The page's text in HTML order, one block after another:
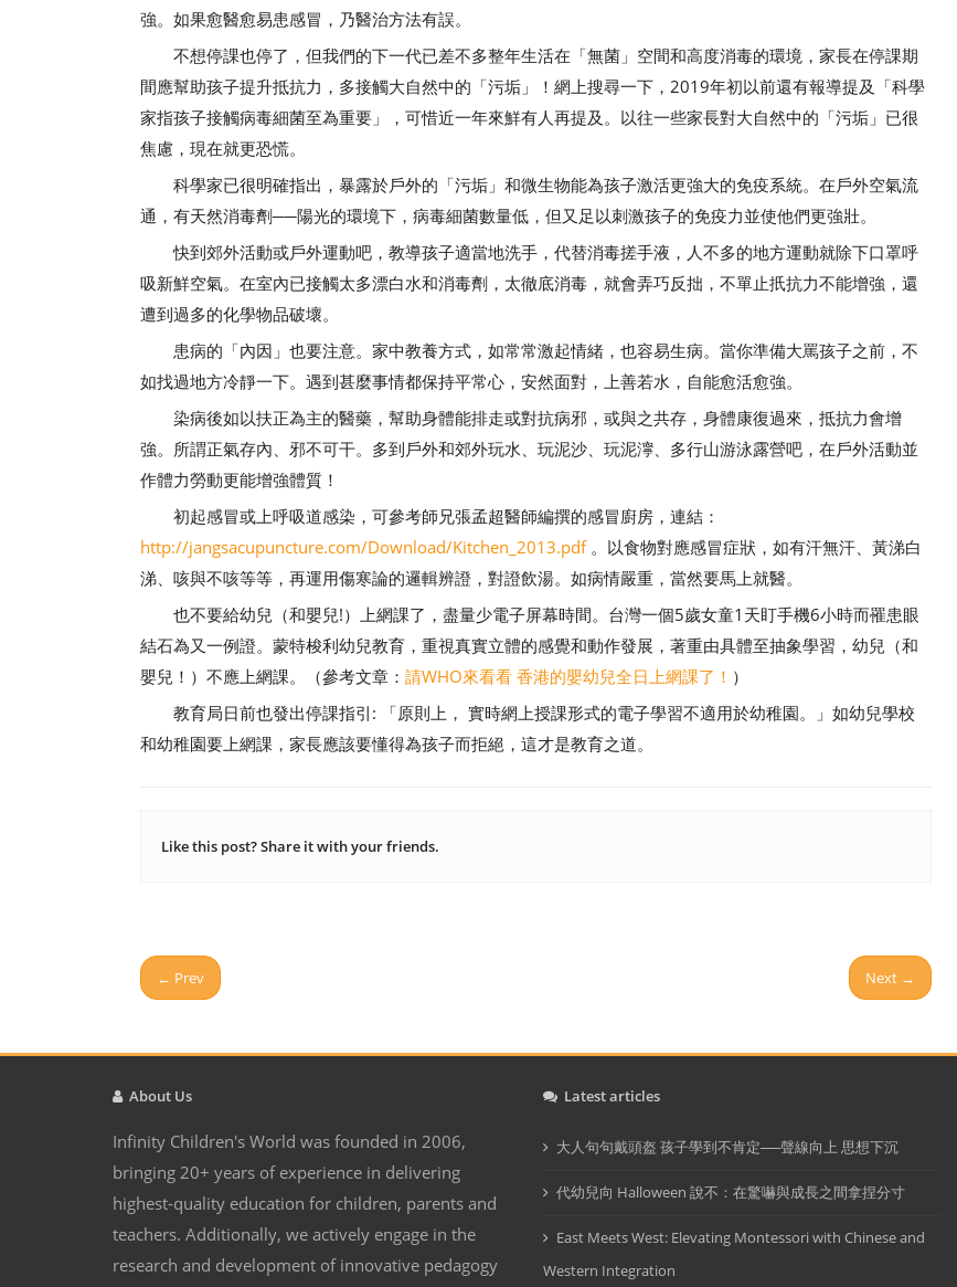
強。如果愈醫愈易患感冒，乃醫治方法有誤。
不想停課也停了，但我們的下一代已差不多整年生活在「無菌」空間和高度消毒的環境，家長在停課期
間應幫助孩子提升抵抗力，多接觸大自然中的「污垢」！網上搜尋一下，2019年初以前還有報導提及「科學
家指孩子接觸病毒細菌至為重要」，可惜近一年來鮮有人再提及。以往一些家長對大自然中的「污垢」已很
焦慮，現在就更恐慌。
科學家已很明確指出，暴露於戶外的「污垢」和微生物能為孩子激活更強大的免疫系統。在戶外空氣流
通，有天然消毒劑──陽光的環境下，病毒細菌數量低，但又足以刺激孩子的免疫力並使他們更強壯。
快到郊外活動或戶外運動吧，教導孩子適當地洗手，代替消毒搓手液，人不多的地方運動就除下口罩呼
吸新鮮空氣。在室內已接觸太多漂白水和消毒劑，太徹底消毒，就會弄巧反拙，不單止扺抗力不能增強，還
遭到過多的化學物品破壞。
患病的「內因」也要注意。家中教養方式，如常常激起情緒，也容易生病。當你準備大罵孩子之前，不
如找過地方冷靜一下。遇到甚麼事情都保持平常心，安然面對，上善若水，自能愈活愈強。
染病後如以扶正為主的醫藥，幫助身體能排走或對抗病邪，或與之共存，身體康復過來，抵抗力會增
強。所謂正氣存內、邪不可干。多到戶外和郊外玩水、玩泥沙、玩泥濘、多行山游泳露營吧，在戶外活動並
作體力勞動更能增強體質！
初起感冒或上呼吸道感染，可參考師兄張孟超醫師編撰的感冒廚房，連結：
http://jangsacupuncture.com/Download/Kitchen_2013.pdf。以食物對應感冒症狀，如有汗無汗、黃涕白
涕、咳與不咳等等，再運用傷寒論的邏輯辨證，對證飲湯。如病情嚴重，當然要馬上就醫。
也不要給幼兒（和嬰兒!）上網課了，盡量少電子屏幕時間。台灣一個5歲女童1天盯手機6小時而罹患眼
結石為又一例證。蒙特梭利幼兒教育，重視真實立體的感覺和動作發展，著重由具體至抽象學習，幼兒（和
嬰兒！）不應上網課。（參考文章： 請WHO來看看 香港的嬰幼兒全日上網課了！ ）
教育局日前也發出停課指引: 「原則上， 實時網上授課形式的電子學習不適用於幼稚園。」如幼兒學校
和幼稚園要上網課，家長應該要懂得為孩子而拒絕，這才是教育之道。
Like this post? Share it with your friends.
← Prev Next →
About Us
Infinity Children's World was founded in 2006,
bringing 20+ years of experience in delivering
highest-quality education for children, parents and
teachers. Additionally, we actively engage in the
research and development of innovative pedagogy
Latest articles
大人句句戴頭盔 孩子學到不肯定──聲線向上 思想下沉
代幼兒向 Halloween 說不：在驚嚇與成長之間拿捏分寸
East Meets West: Elevating Montessori with Chinese and
Western Integration